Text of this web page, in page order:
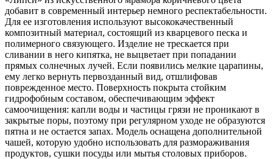
добавит в современный интерьер немного респектабельности.
Для ее изготовления используют высококачественный
композитный материал, состоящий из кварцевого песка и
полимерного связующего. Изделие не трескается при
сливании в него кипятка, не выцветает при попадании
прямых солнечных лучей. Если появились мелкие царапины,
ему легко вернуть первозданный вид, отшлифовав
поврежденное место. Поверхность покрыта стойким
гидрофобным составом, обеспечивающим эффект
самоочищения: капли воды и частицы грязи не проникают в
закрытые поры, поэтому при регулярном уходе не образуются
пятна и не остается запах. Модель оснащена дополнительной
чашей, которую удобно использовать для размораживания
продуктов, сушки посуды или мытья столовых приборов.